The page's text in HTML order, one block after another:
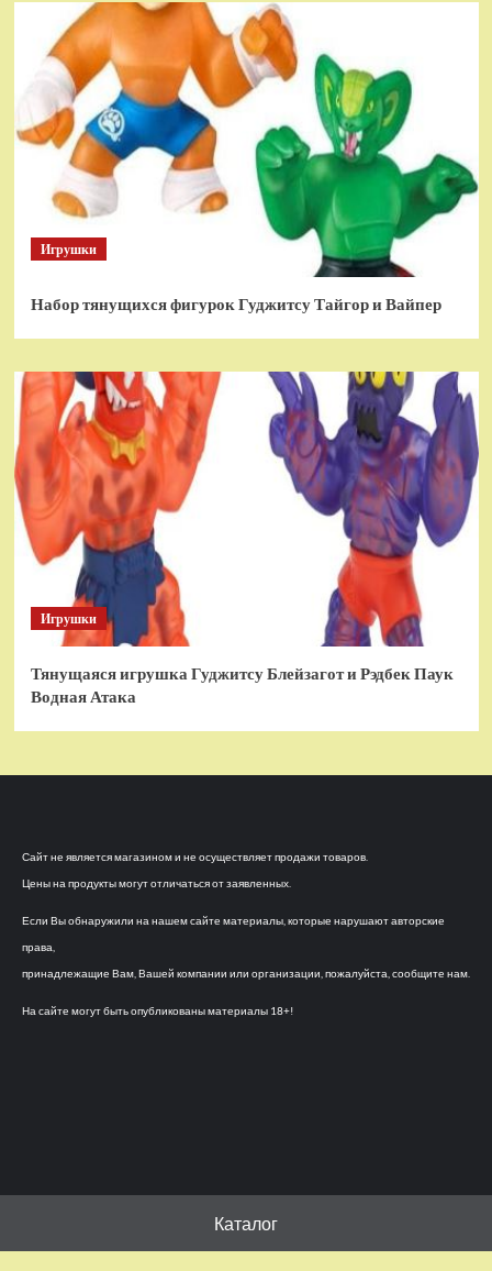
Игрушки
Набор тянущихся фигурок Гуджитсу Тайгор и Вайпер
Игрушки
Тянущаяся игрушка Гуджитсу Блейзагот и Рэдбек Паук
Водная Атака
Сайт не является магазином и не осуществляет продажи товаров.
Цены на продукты могут отличаться от заявленных.
Если Вы обнаружили на нашем сайте материалы, которые нарушают авторские
права,
принадлежащие Вам, Вашей компании или организации, пожалуйста, сообщите нам.
На сайте могут быть опубликованы материалы 18+!
Каталог